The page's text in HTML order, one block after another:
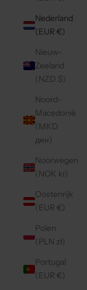
Nederland
(EUR €)
Nieuw-
Zeeland
(NZD $)
Noord-
Macedonië
(MKD
ден)
Noorwegen
(NOK kr)
Oostenrijk
(EUR €)
Polen
(PLN zł)
Portugal
(EUR €)